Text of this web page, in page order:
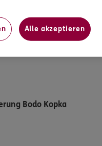
Bodo Kopka
Alle akzeptieren